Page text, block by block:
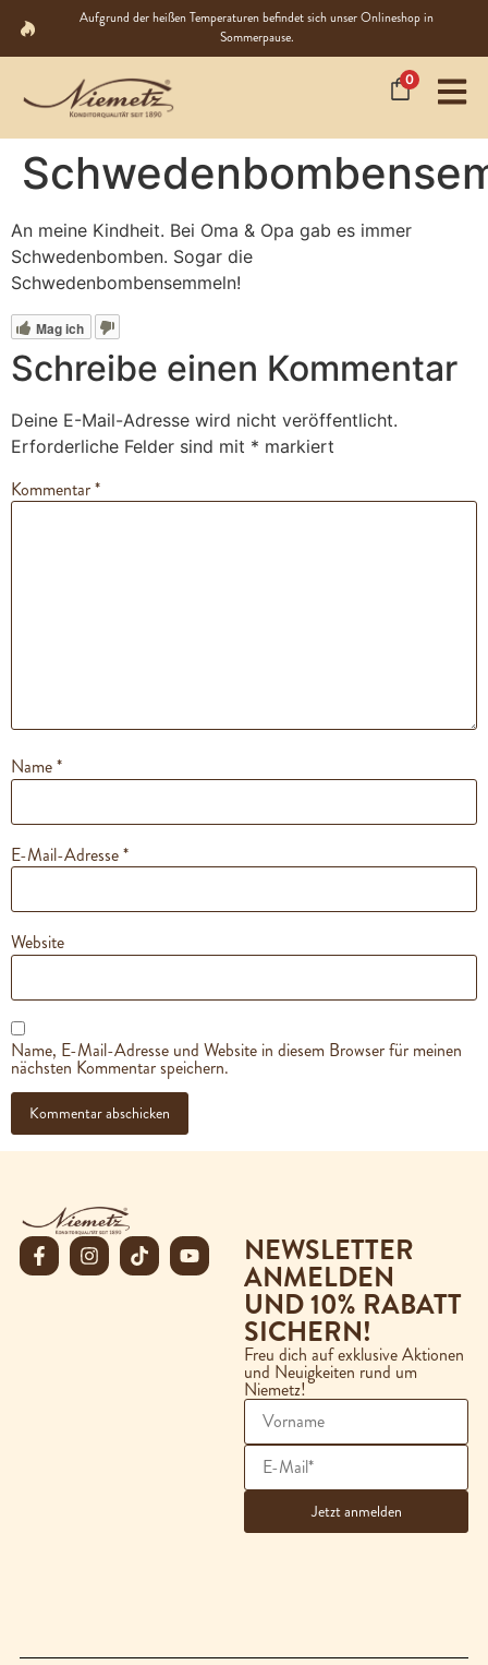
Aufgrund der heißen Temperaturen befindet sich unser Onlineshop in
Sommerpause.
0
An meine Kindheit. Bei Oma & Opa gab es immer
Schwedenbomben. Sogar die
Schwedenbombensemmeln!
Mag ich
Schreibe einen Kommentar
Deine E-Mail-Adresse wird nicht veröffentlicht.
Erforderliche Felder sind mit * markiert
Kommentar*
Name*
E-Mail-Adresse*
Website
Name, E-Mail-Adresse und Website in diesem Browser für meinen
nächsten Kommentar speichern.
NEWSLETTER
ANMELDEN
UND 10% RABATT
SICHERN!
Freu dich auf exklusive Aktionen
und Neuigkeiten rund um
Niemetz!